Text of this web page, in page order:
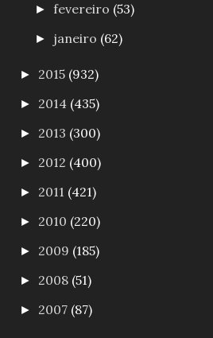
►fevereiro (53)
► janeiro (62)
► 2015 (932)
► 2014 (435)
► 2013 (300)
► 2012 (400)
► 2011 (421)
► 2010 (220)
► 2009 (185)
► 2008 (51)
► 2007 (87)